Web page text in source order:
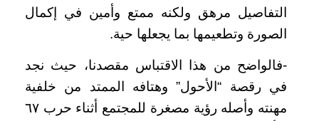
التفاصيل مرهق ولكنه ممتع وأمين في إكمال
الصورة وتطعيمها بما يجعلها حية.
-فالواضح من هذا الاقتباس مقصدنا، حيث نجد
في رقصة “الأحول” وهتافه الممتد من خلفية
مهنته وأصله رؤية مصغرة للمجتمع أثناء حرب ٦٧